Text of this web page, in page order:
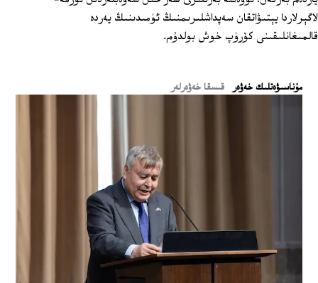
لاگېرلاردا يېتىۋاتقان سەپداشلىرىمنىڭ ئۈمىدىنىڭ يەردە
قالمىغانلىقىنى كۆرۈپ خوش بولدۇم.
ﻣﯘﻧﺎﺳﯩﯟﻩﺗﻠﯩﻚ ﺧﻪﯞﻩﺭ قىسقا خەۋەرلەر